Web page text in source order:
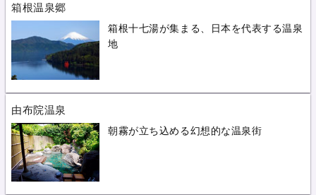
箱根温泉郷
箱根十七湯が集まる、日本を代表する温泉
地
由布院温泉
朝霧が立ち込める幻想的な温泉街